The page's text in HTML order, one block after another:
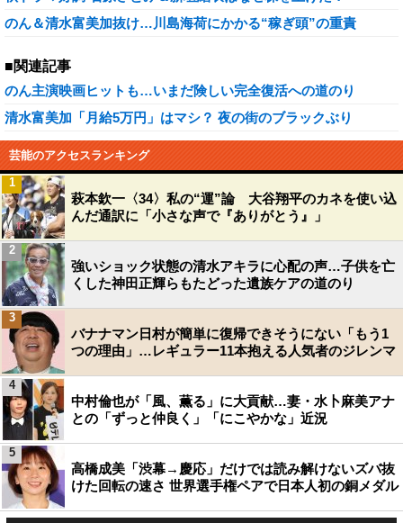
のん＆清水富美加抜け…川島海荷にかかる“稼ぎ頭”の重責
■関連記事
のん主演映画ヒットも…いまだ険しい完全復活への道のり
清水富美加「月給5万円」はマシ？ 夜の街のブラックぶり
芸能のアクセスランキング
萩本欽一〈34〉私の“運”論 大谷翔平のカネを使い込
んだ通訳に「小さな声で『ありがとう』」
1
強いショック状態の清水アキラに心配の声…子供を亡
くした神田正輝らもたどった遺族ケアの道のり
2
バナナマン日村が簡単に復帰できそうにない「もう1
つの理由」…レギュラー11本抱える人気者のジレンマ
3
中村倫也が「風、薫る」に大貢献…妻・水卜麻美アナ
との「ずっと仲良く」「にこやかな」近況
4
高橋成美「渋幕→慶応」だけでは読み解けないズバ抜
けた回転の速さ 世界選手権ペアで日本人初の銅メダル
5